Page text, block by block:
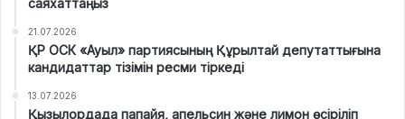
21.07.2026
ҚР ОСК «Ауыл» партиясының Құрылтай депутаттығына
кандидаттар тізімін ресми тіркеді
13.07.2026
Қызылордада папайя, апельсин және лимон өсіріліп